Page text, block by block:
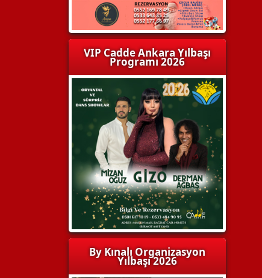
VIP Cadde Ankara Yılbaşı
Programı 2026
By Kınalı Organizasyon
Yılbaşı 2026